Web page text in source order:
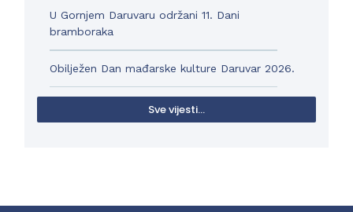
U Gornjem Daruvaru održani 11. Dani
bramboraka
Obilježen Dan mađarske kulture Daruvar 2026.
Sve vijesti...